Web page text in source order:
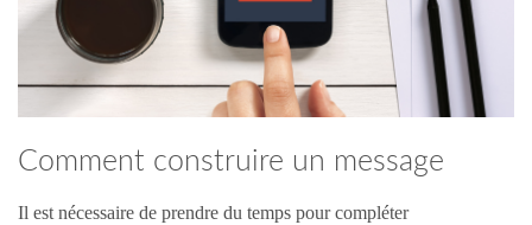
Comment construire un message
d’approche ?
Il est nécessaire de prendre du temps pour compléter